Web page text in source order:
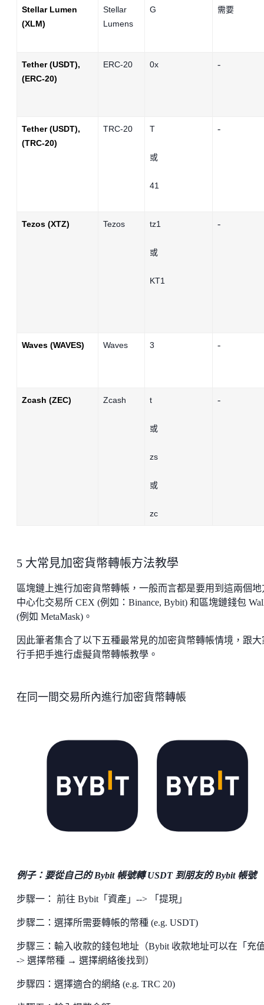
Stellar Lumen
(XLM)
Stellar
Lumens
G 需要
Tether (USDT),
(ERC-20)
ERC-20 0x -
Tether (USDT),
(TRC-20)
TRC-20 T
或
41
-
Tezos (XTZ) Tezos tz1
或
KT1
-
Waves (WAVES) Waves 3 -
Zcash (ZEC) Zcash t
或
zs
或
zc
-
5 大常見加密貨幣轉帳方法教學
區塊鏈上進行加密貨幣轉帳，一般而言都是要用到這兩個地
中心化交易所 CEX (例如：Binance, Bybit) 和區塊鏈錢包
(例如 MetaMask)。
因此筆者集合了以下五種最常見的加密貨幣轉帳情境，跟大
行手把手進行虛擬貨幣轉帳教學。
在同一間交易所內進行加密貨幣轉帳
例子：要從自己的 Bybit 帳號轉 USDT 到朋友的 Bybit 帳號
步驟一： 前往 Bybit「資產」--> 「提現」
步驟二：選擇所需要轉帳的幣種 (e.g. USDT)
步驟三：輸入收款的錢包地址（Bybit 收款地址可以在「充
-> 選擇幣種 → 選擇網絡後找到）
步驟四：選擇適合的網絡 (e.g. TRC 20)